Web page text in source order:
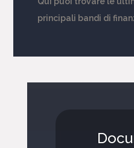
principali bandi di